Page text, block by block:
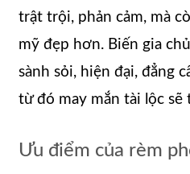
trật trội, phản cảm, mà
mỹ đẹp hơn. Biến gia
sành sỏi, hiện đại, đẳng
từ đó may mắn tài lộc sẽ
Ưu điểm của rèm